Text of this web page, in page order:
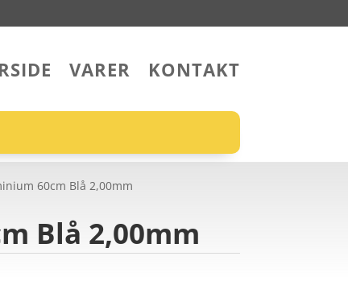
VARER KONTAKT
60cm Blå 2,00mm
Blå 2,00mm